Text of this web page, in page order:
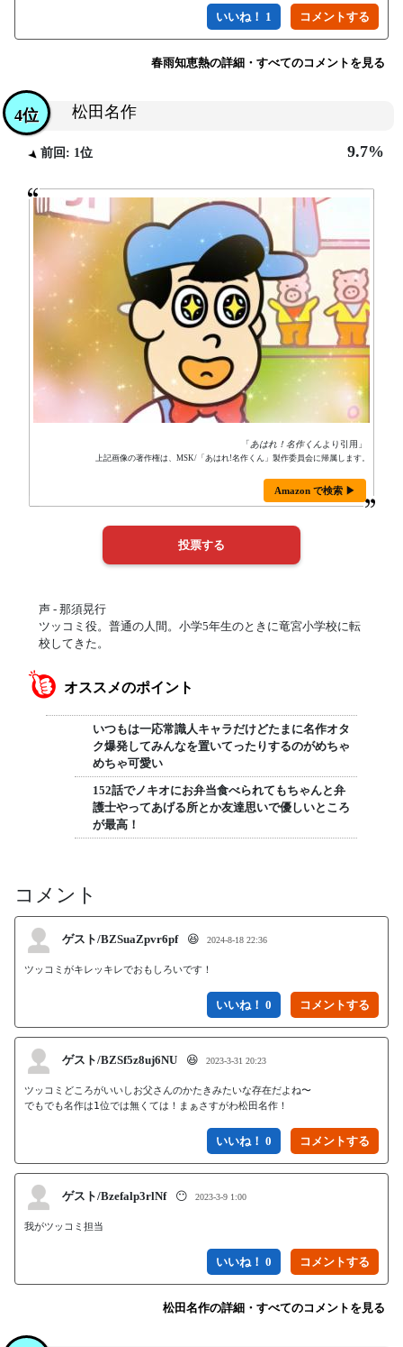
いいね！ 1
春雨知恵熱の詳細・すべてのコメントを見る
松田名作
4位
前回: 1位 9.7%
「あはれ！名作くん より引用」
上記画像の著作権は、MSK/「あはれ!名作くん」製作委員会に帰属します。
Amazon で検索 ▶
声 - 那須晃行
ツッコミ役。普通の人間。小学5年生のときに竜宮小学校に転
校してきた。
オススメのポイント
いつもは一応常識人キャラだけどたまに名作オタ
ク爆発してみんなを置いてったりするのがめちゃ
めちゃ可愛い
152話でノキオにお弁当食べられてもちゃんと弁
護士やってあげる所とか友達思いで優しいところ
が最高！
コメント
ゲスト/BZSuaZpvr6pf 😆 2024-8-18 22:36
ツッコミがキレッキレでおもしろいです！
いいね！ 0
ゲスト/BZSf5z8uj6NU 😆 2023-3-31 20:23
ツッコミどころがいいしお父さんのかたきみたいな存在だよね〜
でもでも名作は1位では無くては！まぁさすがわ松田名作！
いいね！ 0
ゲスト/Bzefalp3rlNf 😶 2023-3-9 1:00
我がツッコミ担当
いいね！ 0
松田名作の詳細・すべてのコメントを見る